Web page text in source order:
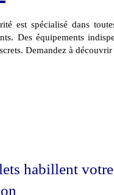
est spécialisé dans
Des équipements
Demandez à
habillent